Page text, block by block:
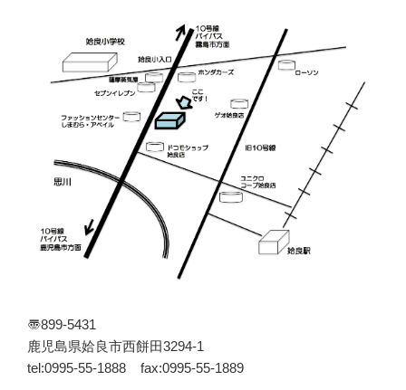
〠899-5431
鹿児島県姶良市西餅田3294-1
tel:0995-55-1888 fax:0995-55-1889